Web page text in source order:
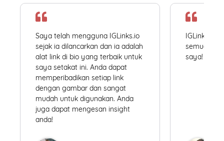
Saya telah mengguna IGLinks.io
sejak ia dilancarkan dan ia adalah
alat link di bio yang terbaik untuk
saya setakat ini. Anda dapat
memperibadikan setiap link
dengan gambar dan sangat
mudah untuk digunakan. Anda
juga dapat mengesan insight
anda!
IGLinks.io
semua
saya!